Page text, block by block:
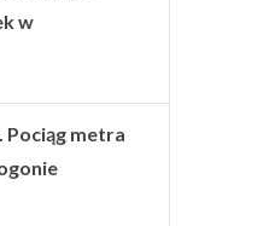
w
Pociąg metra